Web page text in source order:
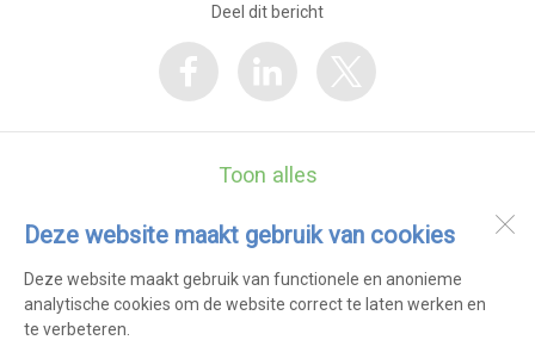
Deze website maakt gebruik van cookies
Deze website maakt gebruik van functionele en anonieme
analytische cookies om de website correct te laten werken en
te verbeteren.
Deel dit bericht
Toon alles
Middenweg 30a
1703 RC
Heerhugowaard